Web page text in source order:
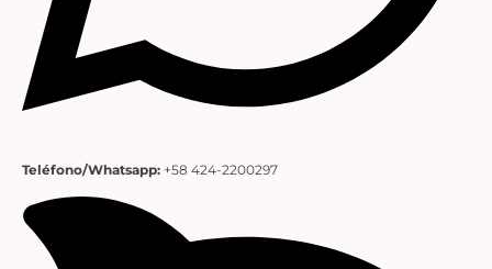
Teléfono/Whatsapp: +58 424-2200297